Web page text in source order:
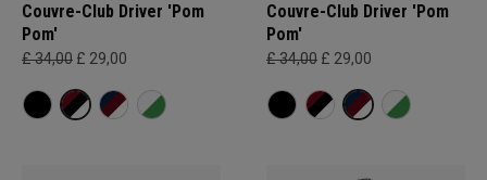
Couvre-Club Driver 'Pom
Pom'
£ 34,00 £ 29,00
Couvre-Club Driver 'Pom
Pom'
£ 34,00 £ 29,00